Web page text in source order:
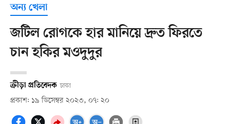
অন্য খেলা
জটিল রোগকে হার মানিয়ে দ্রুত ফিরতে
চান হকির মওদুদুর
ক্রীড়া প্রতিবেদক ঢাকা
প্রকাশ: ১৯ ডিসেম্বর ২০২৩, ০৭: ২০